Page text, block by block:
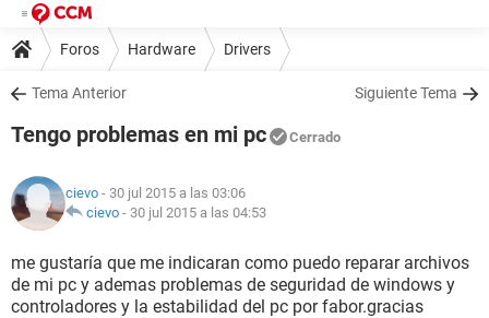
Foros Hardware Drivers
Tema Anterior Siguiente Tema
Tengo problemas en mi pc Cerrado
cievo - 30 jul 2015 a las 03:06
cievo - 30 jul 2015 a las 04:53
me gustaría que me indicaran como puedo reparar archivos
de mi pc y ademas problemas de seguridad de windows y
controladores y la estabilidad del pc por fabor.gracias